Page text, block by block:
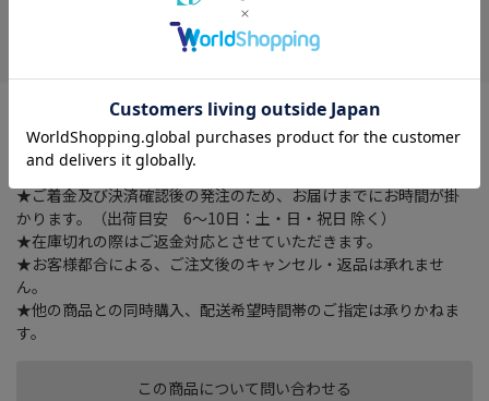
この商品について問い合わせる
在庫がありません
Type-C搭載のスマホなど端末を充電やデータ転送が可能です。断
線防止仕様。
★ご注文確認後に在庫状況をお調べいたします。
★ご着金及び決済確認後の発注のため、お届けまでにお時間が掛
かります。（出荷目安 6～10日：土・日・祝日 除く）
★在庫切れの際はご返金対応とさせていただきます。
★お客様都合による、ご注文後のキャンセル・返品は承れませ
ん。
★他の商品との同時購入、配送希望時間帯のご指定は承りかねま
す。